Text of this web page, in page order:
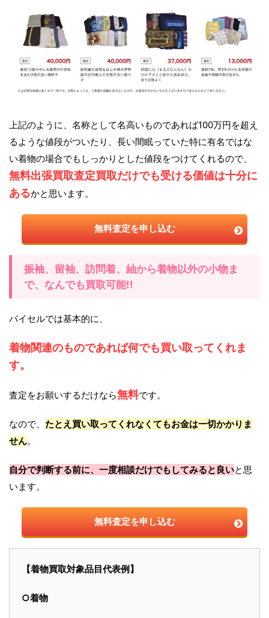
上記のように、名称として名高いものであれば100万円を超え
るような値段がついたり、長い間眠っていた特に有名ではな
い着物の場合でもしっかりとした値段をつけてくれるので、
無料出張買取査定買取だけでも受ける価値は十分に
あるかと思います。
無料査定を申し込む
振袖、留袖、訪問着、紬から着物以外の小物ま
で、なんでも買取可能!!
バイセルでは基本的に、
着物関連のものであれば何でも買い取ってくれま
す。
査定をお願いするだけなら無料です。
なので、 たとえ買い取ってくれなくてもお金は一切かかりま
せん。
自分で判断する前に、一度相談だけでもしてみると良いと思
います。
無料査定を申し込む
【着物買取対象品目代表例】
○着物